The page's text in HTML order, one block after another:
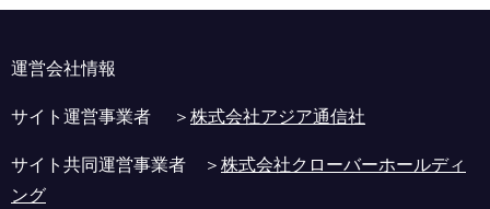
運営会社情報
サイト運営事業者 ＞株式会社アジア通信社
サイト共同運営事業者 ＞株式会社クローバーホールディ
ング